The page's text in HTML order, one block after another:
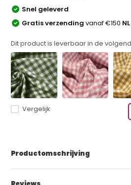
Snel geleverd
Gratis verzendingvanaf €150
Dit product is leverbaar in de
Vergelijk
Productomschrijving